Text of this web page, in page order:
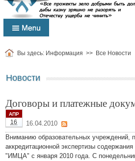
Вы здесь: Информация >> Все Новости
Новости
Договоры и платежные
АПР
16
16.04.2010
Вниманию образовательных учреждений,
аккредитационной экспертизы
"ИМЦА" с января 2010 года. С